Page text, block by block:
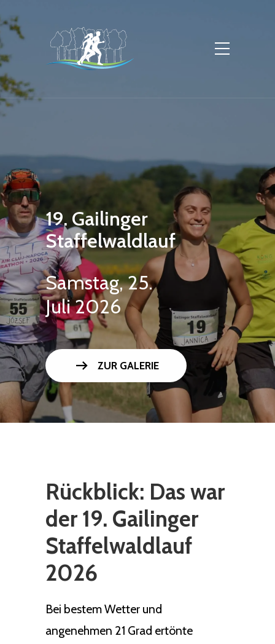
19. Gailinger
Staffelwaldlauf
Samstag, 25.
Juli 2026
arrow_right_alt ZUR GALERIE
Rückblick: Das war
der 19. Gailinger
Staffelwaldlauf
2026
Bei bestem Wetter und
angenehmen 21 Grad ertönte